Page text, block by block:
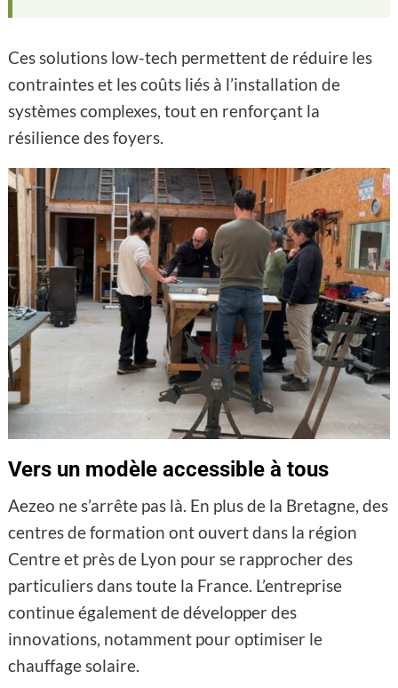
Ces solutions low-tech permettent de réduire les
contraintes et les coûts liés à l’installation de
systèmes complexes, tout en renforçant la
résilience des foyers.
Vers un modèle accessible à tous
Aezeo ne s’arrête pas là. En plus de la Bretagne, des
centres de formation ont ouvert dans la région
Centre et près de Lyon pour se rapprocher des
particuliers dans toute la France. L’entreprise
continue également de développer des
innovations, notamment pour optimiser le
chauffage solaire.